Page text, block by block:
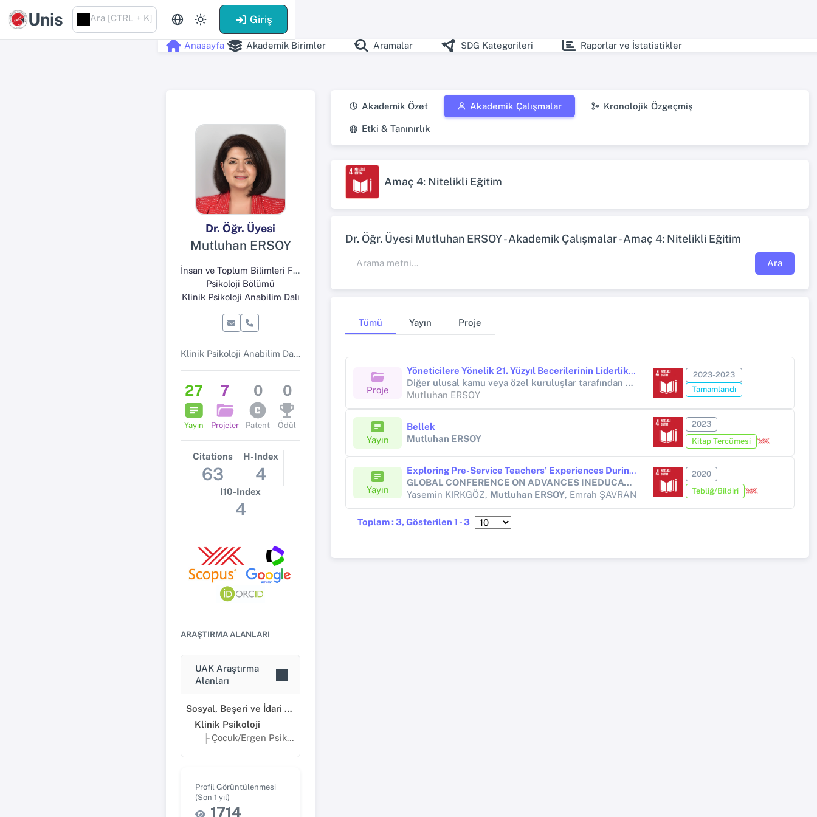
Unis Ara [CTRL + K] Giriş
Anasayfa Akademik Birimler Aramalar SDG Kategorileri Raporlar ve İstatistikler
Dr. Öğr. Üyesi
Mutluhan ERSOY
İnsan ve Toplum Bilimleri Fakültesi
Psikoloji Bölümü
Klinik Psikoloji Anabilim Dalı
Klinik Psikoloji Anabilim Dalı Başkanı
27
Yayın
7
Projeler
0
Patent
0
Ödül
Citations
63
H-Index
4
I10-Index
4
ARAŞTIRMA ALANLARI
UAK Araştırma
Alanları
Sosyal, Beşeri ve İdari Bilimler
Klinik Psikoloji
Çocuk/Ergen Psikopatolojisi
Profil Görüntülenmesi
(Son 1 yıl)
1714
Akademik Özet Akademik Çalışmalar Kronolojik Özgeçmiş
Etki & Tanınırlık
Amaç 4: Nitelikli Eğitim
Dr. Öğr. Üyesi Mutluhan ERSOY - Akademik Çalışmalar - Amaç 4: Nitelikli Eğitim
Ara
Tümü Yayın Proje
Proje
Yöneticilere Yönelik 21. Yüzyıl Becerilerinin Liderlik ve Yönetime Entegrasyonu
Diğer ulusal kamu veya özel kuruluşlar tarafından desteklenen bilimsel araştırma projeleri (TÜBİTAK PROJESİ)
Mutluhan ERSOY
2023-2023
Tamamlandı
Yayın
Bellek
Mutluhan ERSOY
2023
Kitap Tercümesi
Yayın
Exploring Pre-Service Teachers’ Experiences During Online Education
GLOBAL CONFERENCE ON ADVANCES INEDUCATION AND RESEARCH
Yasemin KIRKGÖZ, Mutluhan ERSOY, Emrah ŞAVRAN
2020
Tebliğ/Bildiri
Toplam : 3, Gösterilen 1 - 3